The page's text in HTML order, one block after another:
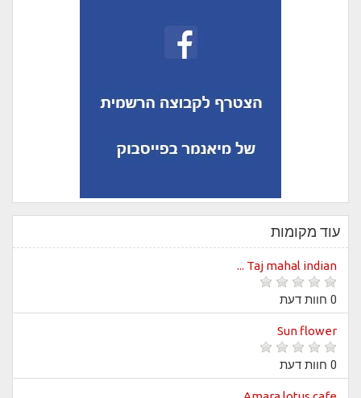
עוד מקומות
Taj mahal indian ...
0 חוות דעת
Sun flower
0 חוות דעת